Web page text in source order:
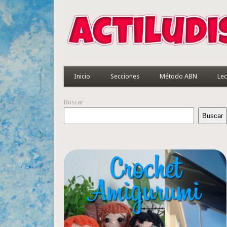
Inicio Secciones Método ABN
Buscar
Buscar